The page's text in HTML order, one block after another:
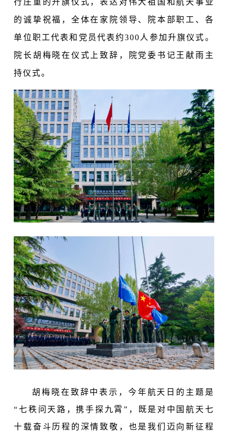
的诚挚祝福，全体在家院领导、院本部职工、各
单位职工代表和党员代表约300人参加升旗仪式。
院长胡梅晓在仪式上致辞，院党委书记王献雨主
持仪式。
胡梅晓在致辞中表示，今年航天日的主题是
“七秩问天路，携手探九霄”，既是对中国航天七
十载奋斗历程的深情致敬，也是我们迈向新征程